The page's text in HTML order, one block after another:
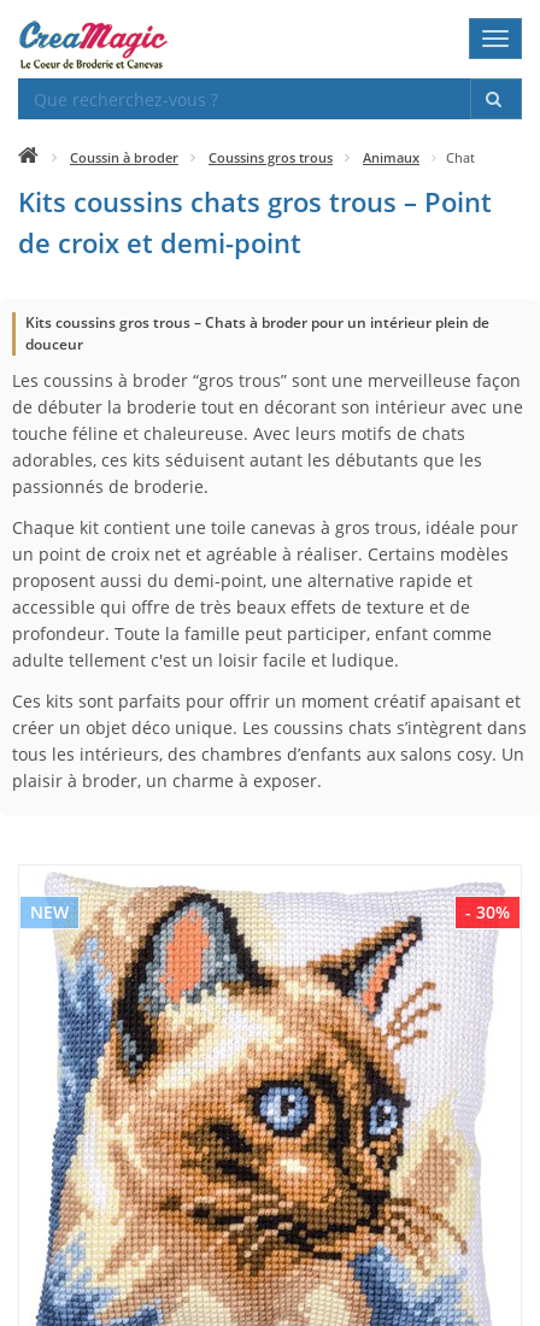
Coussin à broder Coussins gros trous Animaux Chat
Kits coussins chats gros trous – Point
de croix et demi-point
Kits coussins gros trous – Chats à broder pour un intérieur plein de
douceur
Les coussins à broder “gros trous” sont une merveilleuse façon
de débuter la broderie tout en décorant son intérieur avec une
touche féline et chaleureuse. Avec leurs motifs de chats
adorables, ces kits séduisent autant les débutants que les
passionnés de broderie.
Chaque kit contient une toile canevas à gros trous, idéale pour
un point de croix net et agréable à réaliser. Certains modèles
proposent aussi du demi-point, une alternative rapide et
accessible qui offre de très beaux effets de texture et de
profondeur. Toute la famille peut participer, enfant comme
adulte tellement c'est un loisir facile et ludique.
Ces kits sont parfaits pour offrir un moment créatif apaisant et
créer un objet déco unique. Les coussins chats s’intègrent dans
tous les intérieurs, des chambres d’enfants aux salons cosy. Un
plaisir à broder, un charme à exposer.
- 30%
NEW